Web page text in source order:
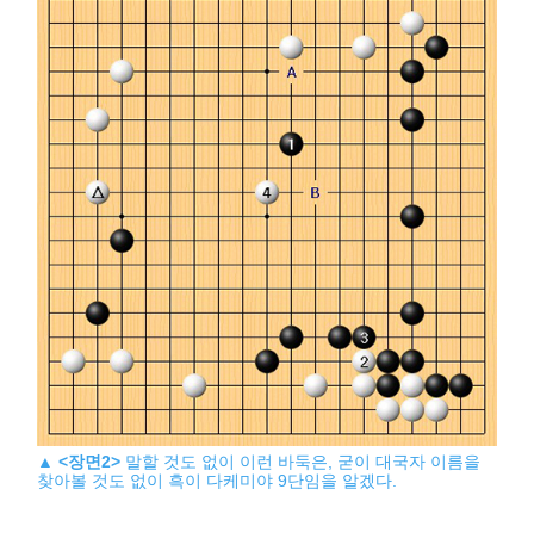
▲<장면2> 말할 것도 없이 이런 바둑은, 굳이 대국자 이름을
찾아볼 것도 없이 흑이 다케미야 9단임을 알겠다.